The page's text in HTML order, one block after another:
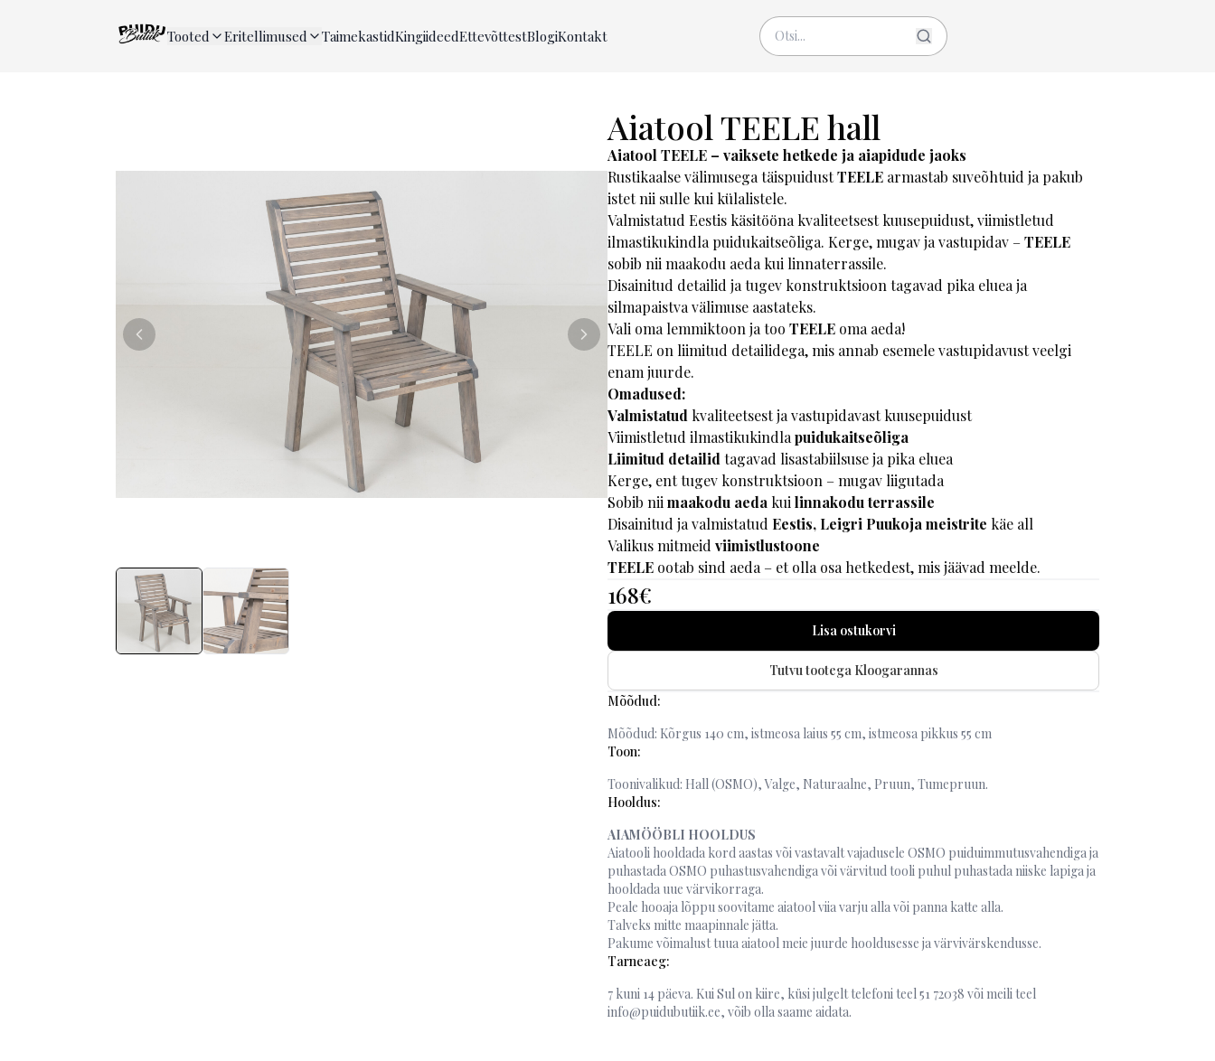
Tooted Eritellimused TaimekastidKingiideedEttevõttestBlogiKontakt
Aiatool TEELE hall
Aiatool TEELE – vaiksete hetkede ja aiapidude jaoks
Rustikaalse välimusega täispuidustTEELE armastab suveõhtuid ja pakub
istet nii sulle kui külalistele.
Valmistatud Eestis käsitööna kvaliteetsest kuusepuidust, viimistletud
ilmastikukindla puidukaitseõliga. Kerge, mugav ja vastupidav –TEELE
sobib nii maakodu aeda kui linnaterrassile.
Disainitud detailid ja tugev konstruktsioon tagavad pika eluea ja
silmapaistva välimuse aastateks.
Vali oma lemmiktoon ja too TEELE oma aeda!
TEELE on liimitud detailidega, mis annab esemele vastupidavust veelgi
enam juurde.
Omadused:
Valmistatud kvaliteetsest ja vastupidavast kuusepuidust
Viimistletud ilmastikukindla puidukaitseõliga
Liimitud detailid tagavad lisastabiilsuse ja pika eluea
Kerge, ent tugev konstruktsioon – mugav liigutada
Sobib nii maakodu aeda kui linnakodu terrassile
Disainitud ja valmistatud Eestis, Leigri Puukoja meistrite käe all
Valikus mitmeid viimistlustoone
TEELE ootab sind aeda – et olla osa hetkedest, mis jäävad meelde.
168€
Lisa ostukorvi
Tutvu tootega Kloogarannas
Mõõdud:
Mõõdud: Kõrgus 140 cm, istmeosa laius 55 cm, istmeosa pikkus 55 cm
Toon:
Toonivalikud: Hall (OSMO), Valge, Naturaalne, Pruun, Tumepruun.
Hooldus:
AIAMÖÖBLI HOOLDUS
Aiatooli hooldada kord aastas või vastavalt vajadusele OSMO puiduimmutusvahendiga ja
puhastada OSMO puhastusvahendiga või värvitud tooli puhul puhastada niiske lapiga ja
hooldada uue värvikorraga.
Peale hooaja lõppu soovitame aiatool viia varju alla või panna katte alla.
Talveks mitte maapinnale jätta.
Pakume võimalust tuua aiatool meie juurde hooldusesse ja värvivärskendusse.
Tarneaeg:
7 kuni 14 päeva. Kui Sul on kiire, küsi julgelt telefoni teel 51 72038 või meili teel
info@puidubutiik.ee, võib olla saame aidata.